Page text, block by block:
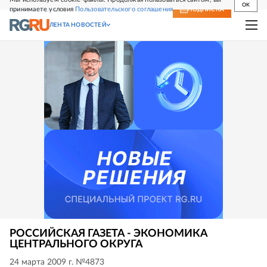
принимаете условия Пользовательского соглашения
OK
СВЕЖИЙ НОМЕР ПОДПИСКА
ЛЕНТА НОВОСТЕЙ
РОССИЙСКАЯ ГАЗЕТА - ЭКОНОМИКА
ЦЕНТРАЛЬНОГО ОКРУГА
24 марта 2009 г. №4873